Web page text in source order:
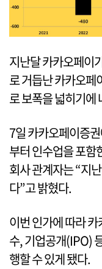
지난달 카카오페이
로 거듭난 카카오페
로 보폭을 넓히기에
7일 카카오페이증
부터 인수업을 포함
회사 관계자는 “지
다”고 밝혔다.
이번 인가에 따라
수, 기업공개(IPO)
행할 수 있게 됐다.